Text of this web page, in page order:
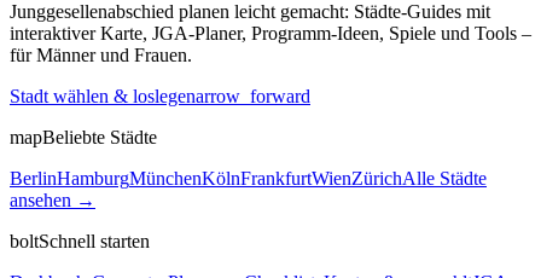
Junggesellenabschied planen leicht gemacht: Städte-Guides mit
interaktiver Karte, JGA-Planer, Programm-Ideen, Spiele und Tools –
für Männer und Frauen.
Stadt wählen & loslegenarrow_forward
mapBeliebte Städte
BerlinHamburgMünchenKölnFrankfurtWienZürichAlle Städte
ansehen →
boltSchnell starten